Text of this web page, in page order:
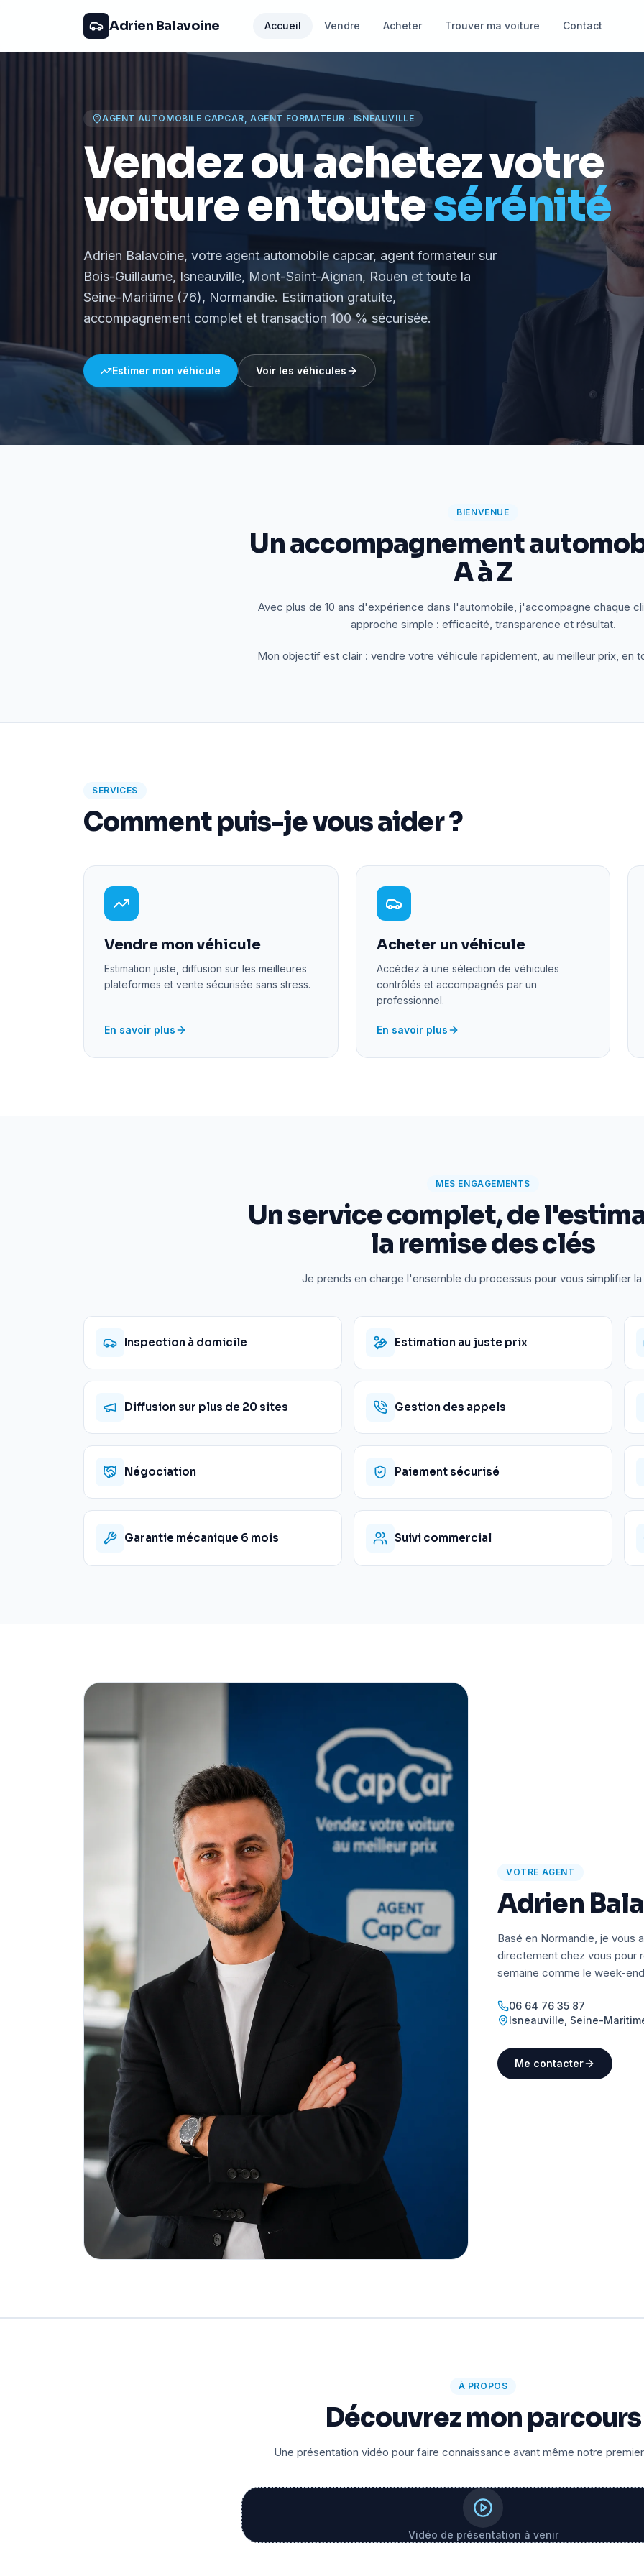
Adrien Balavoine Accueil Vendre Acheter Trouver ma voiture Contact
AGENT AUTOMOBILE CAPCAR, AGENT FORMATEUR · ISNEAUVILLE
Vendez ou achetez votre
voiture en toutesérénité
Adrien Balavoine, votre agent automobile capcar, agent formateur sur
Bois-Guillaume, Isneauville, Mont-Saint-Aignan, Rouen et toute la
Seine-Maritime (76), Normandie. Estimation gratuite,
accompagnement complet et transaction 100 % sécurisée.
Estimer mon véhicule Voir les véhicules
BIENVENUE
Un accompagnement
A à Z
Avec plus de 10 ans d'expérience dans l'automobile, j'accompagne chaque
approche simple : efficacité, transparence et résultat.
Mon objectif est clair : vendre votre véhicule rapidement, au meilleur prix, en
SERVICES
Comment puis-je vous aider ?
Vendre mon véhicule
Estimation juste, diffusion sur les meilleures
plateformes et vente sécurisée sans stress.
En savoir plus
Acheter un véhicule
Accédez à une sélection de véhicules
contrôlés et accompagnés par un
professionnel.
En savoir plus
MES ENGAGEMENTS
Un service complet, de
la remise des clés
Je prends en charge l'ensemble du processus pour vous simplifier la
Inspection à domicile Estimation au juste prix
Diffusion sur plus de 20 sites Gestion des appels
Négociation Paiement sécurisé
Garantie mécanique 6 mois Suivi commercial
VOTRE AGENT
Adrien
Basé en Normandie, je vous
directement chez vous pour
semaine comme le week-
06 64 76 35 87
Isneauville Seine-
Me contacter
À PROPOS
Découvrez mon parcours
Une présentation vidéo pour faire connaissance avant même notre
Vidéo de présentation à venir